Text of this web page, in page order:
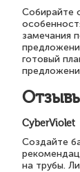
Собирайте
замечания
готовый
CyberViolet
Создайте
на трубы.